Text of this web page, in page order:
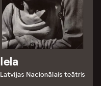
Iela
Latvijas Nacionālais teātris